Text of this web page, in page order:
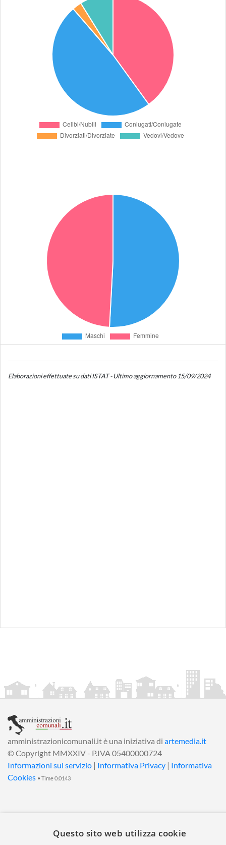
Elaborazioni effettuate su dati ISTAT - Ultimo aggiornamento 15/09/2024
amministrazionicomunali.it è una iniziativa di artemedia.it
© Copyright MMXXIV - P.IVA 05400000724
Informazioni sul servizio | Informativa Privacy | Informativa
Cookies • Time 0.0143
Questo sito web utilizza cookie